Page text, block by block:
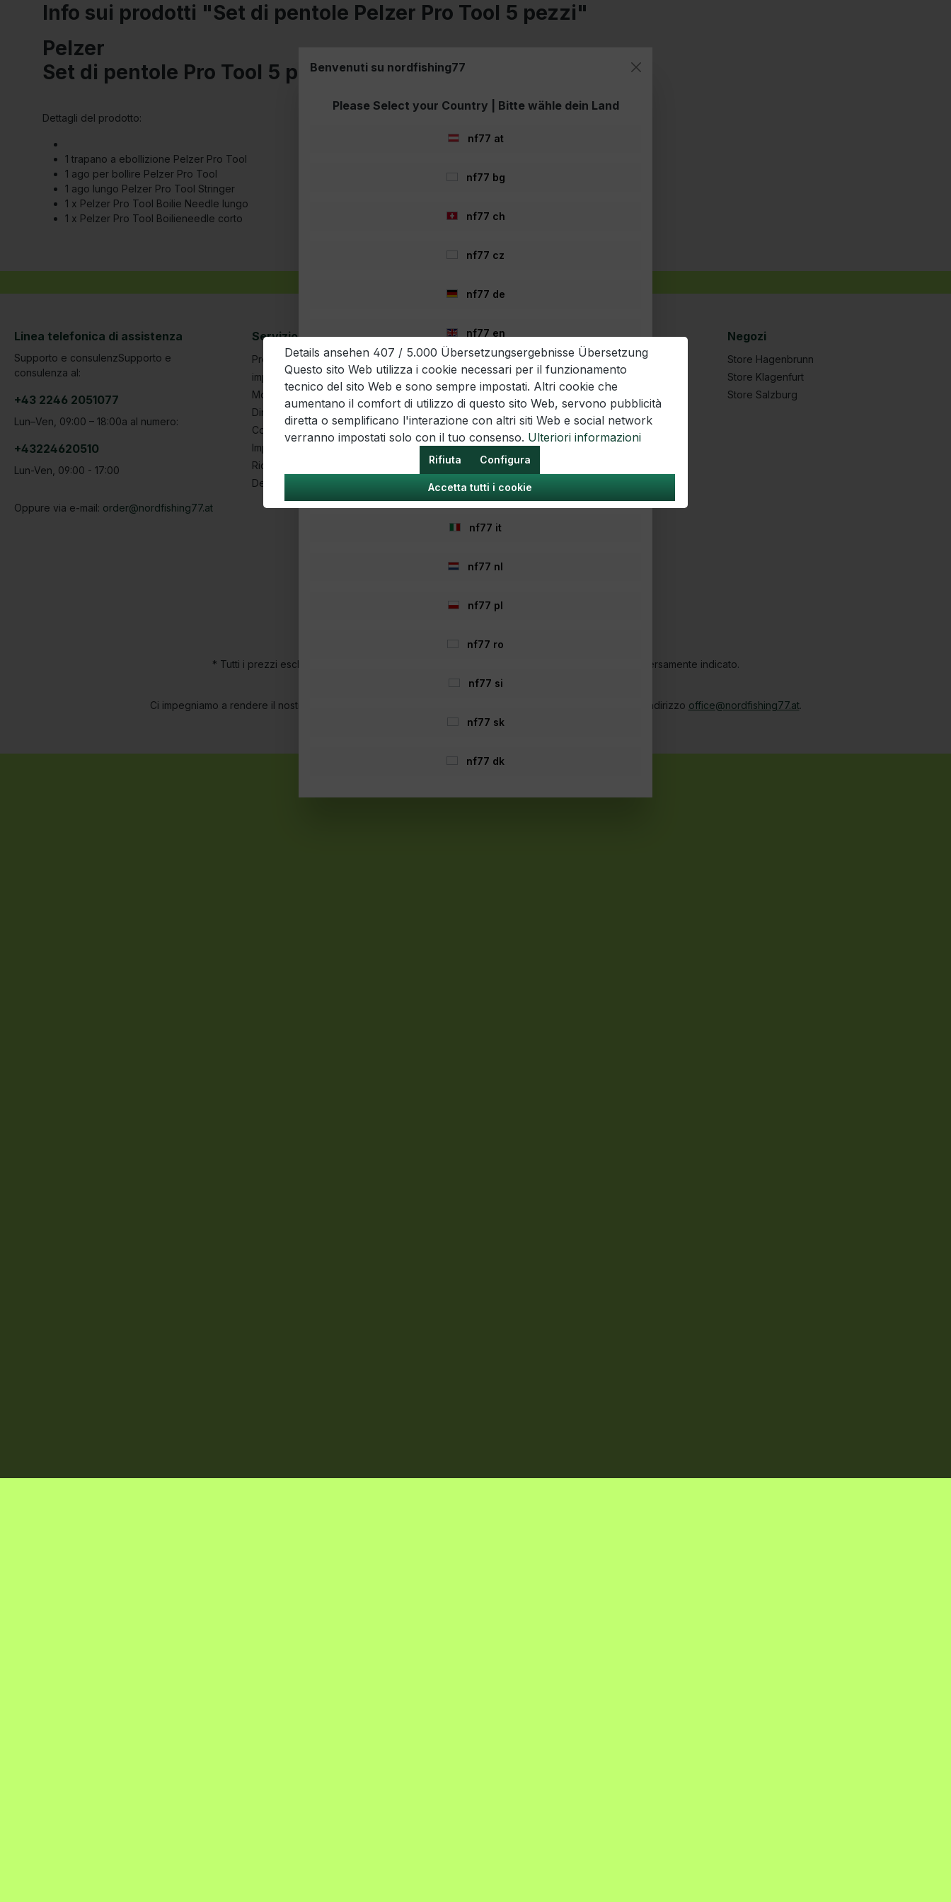
Info sui prodotti "Set di pentole Pelzer Pro Tool 5 pezzi"
Pelzer
Set di pentole Pro Tool 5 pezzi
Dettagli del prodotto:
1 trapano a ebollizione Pelzer Pro Tool
1 ago per bollire Pelzer Pro Tool
1 ago lungo Pelzer Pro Tool Stringer
1 x Pelzer Pro Tool Boilie Needle lungo
1 x Pelzer Pro Tool Boilieneedle corto
Linea telefonica di assistenza
Supporto e consulenzSupporto e
consulenza al:
+43 2246 2051077
Lun–Ven, 09:00 – 18:00a al numero:
+43224620510
Lun-Ven, 09:00 - 17:00
Oppure via e-mail: order@nordfishing77.at
Servizio | Legale
Protezione dati
impronta
Modulo di cancellazione
Diritto di recesso
Condizioni
Impostazioni dei cookie
Richiesta servizio
Denunce, contestazioni
Informazione
Domande frequenti
Offerte di lavoro
Informazioni sulla spedizione
Opzioni di pagamento
I regali
Notiziario
Chi siamo
Azioni
Negozi
Store Hagenbrunn
Store Klagenfurt
Store Salzburg
* Tutti i prezzi escl. IVA più ed eventuali spese di spedizione, se non diversamente indicato.
Dichiarazione di accessibilità:
Ci impegniamo a rendere il nostro sito web accessibile a tutti gli utenti. Se noti delle barriere, contattaci all'indirizzo office@nordfishing77.at.
​Details ansehen 407 / 5.000 Übersetzungsergebnisse Übersetzung
Questo sito Web utilizza i cookie necessari per il funzionamento
tecnico del sito Web e sono sempre impostati. Altri cookie che
aumentano il comfort di utilizzo di questo sito Web, servono pubblicità
diretta o semplificano l'interazione con altri siti Web e social network
verranno impostati solo con il tuo consenso. Ulteriori informazioni
Rifiuta Configura
Accetta tutti i cookie
Benvenuti su nordfishing77
Please Select your Country | Bitte wähle dein Land
nf77 at
nf77 bg
nf77 ch
nf77 cz
nf77 de
nf77 en
nf77 es
nf77 fr
nf77 hr
nf77 hu
nf77 it
nf77 nl
nf77 pl
nf77 ro
nf77 si
nf77 sk
nf77 dk